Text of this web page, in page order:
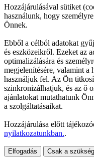
Hozzájárulásával sütiket
használunk, hogy
Önnek.
Ebből a célból adatokat
és eszközeikről. Ezeket az
optimalizálására és
megjelenítésére, valamint a
használjuk fel. Az Ön
szinkronizálhatjuk, és az ő
ajánlatokat mutathatunk
a szolgáltatásaikat.
Hozzájárulása előtt
nyilatkozatunkban..
Elfogadás Csak a